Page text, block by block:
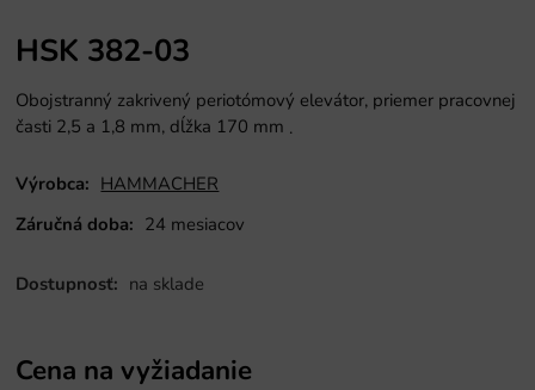
HSK 382-03
Obojstranný zakrivený periotómový elevátor, priemer pracovnej
časti 2,5 a 1,8 mm, dĺžka 170 mm .
Výrobca: HAMMACHER
Záručná doba: 24 mesiacov
Dostupnosť: na sklade
Cena na vyžiadanie